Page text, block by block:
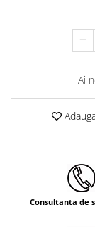
Rezervoare de
Instant apa
Panouri solare
Panouri solare
Panouri solare
Ai
Consultanta de